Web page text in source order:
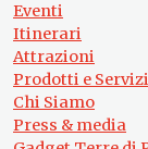
Eventi
Itinerari
Attrazioni
Prodotti e Servizi
Chi Siamo
Press & media